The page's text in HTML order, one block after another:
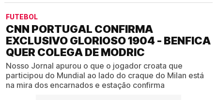
FUTEBOL
CNN PORTUGAL CONFIRMA
EXCLUSIVO GLORIOSO 1904 - BENFICA
QUER COLEGA DE MODRIC
Nosso Jornal apurou o que o jogador croata que
participou do Mundial ao lado do craque do Milan está
na mira dos encarnados e estação confirma